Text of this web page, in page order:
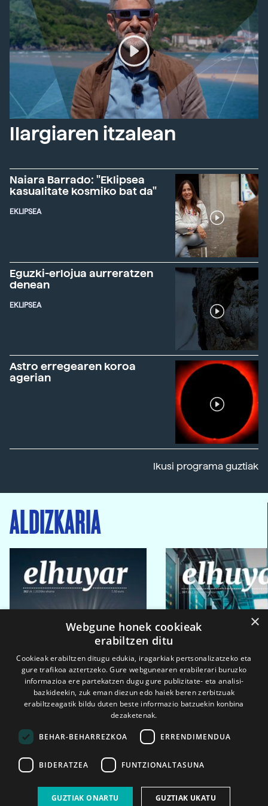
Ilargiaren itzalean
Naiara Barrado: "Eklipsea
kasualitate kosmiko bat da"
EKLIPSEA
Eguzki-erlojua aurreratzen
denean
EKLIPSEA
Astro erregearen koroa
agerian
Ikusi programa guztiak
ALDIZKARIA
2026ko eka. 1a 2026ko mar. 1a
×
Webgune honek cookieak
erabiltzen ditu
Cookieak erabiltzen ditugu edukia, iragarkiak pertsonalizatzeko eta
gure trafikoa aztertzeko. Gure webgunearen erabilerari buruzko
informazioa ere partekatzen dugu gure publizitate- eta analisi-
bazkideekin, zuk eman diezun edo haiek beren zerbitzuak
erabiltzeagatik bildu duten beste informazio batzuekin konbina
dezaketenak.
BEHAR-BEHARREZKOA ERRENDIMENDUA
BIDERATZEA FUNTZIONALTASUNA
GUZTIAK ONARTU GUZTIAK UKATU